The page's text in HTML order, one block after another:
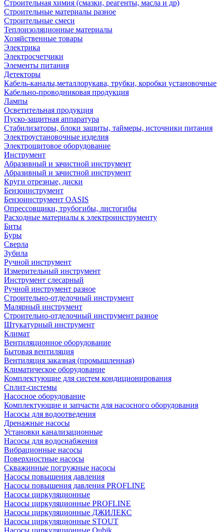
Строительная химия (смазки, реагенты, масла и др)
Строительные материалы разное
Строительные смеси
Теплоизоляционные материалы
Хозяйственные товары
Электрика
Электросчетчики
Элементы питания
Детекторы
Кабель-каналы,металлорукава, трубки, коробки установочные
Кабельно-проводниковая продукция
Лампы
Осветительная продукция
Пуско-защитная аппаратура
Стабилизаторы, блоки защиты, таймеры, источники питания
Электроустановочные изделия
Электрощитовое оборудование
Инструмент
Абразивный и зачистной инструмент
Абразивный и зачистной инструмент
Круги отрезные, диски
Бензоинструмент
Бензоинструмент OASIS
Опрессовщики, трубогибы, листогибы
Расходные материалы к электроинструменту
Биты
Буры
Сверла
Зубила
Ручной инструмент
Измерительный инструмент
Инструмент слесарный
Ручной инструмент разное
Строительно-отделочный инструмент
Малярный инструмент
Строительно-отделочный инструмент разное
Штукатурный инструмент
Климат
Вентиляционное оборудование
Бытовая вентиляция
Вентиляция заказная (промышленная)
Климатическое оборудование
Комплектующие для систем кондиционирования
Сплит-системы
Насосное оборудование
Комплектующие и запчасти для насосного оборудования
Насосы для водоотведения
Дренажные насосы
Установки канализационные
Насосы для водоснабжения
Вибрационные насосы
Поверхностные насосы
Скважинные погружные насосы
Насосы повышения давления
Насосы повышения давления PROFLINE
Насосы циркуляционные
Насосы циркуляционные PROFLINE
Насосы циркуляционные ДЖИЛЕКС
Насосы циркуляционные STOUT
Насосы циркуляционные Qubik